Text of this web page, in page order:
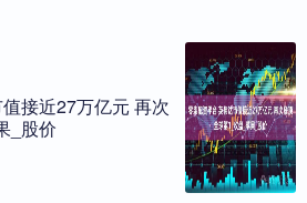
接近27万亿元 再次
_股价